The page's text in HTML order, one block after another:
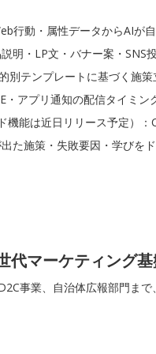
行動・属性データからAIが
明・LP文・バナー案・
別テンプレートに基づく施
アプリ通知の配信タイミ
能は近日リリース予定）
た施策・失敗要因・学びを
代マーケティング
事業、自治体広報部門ま